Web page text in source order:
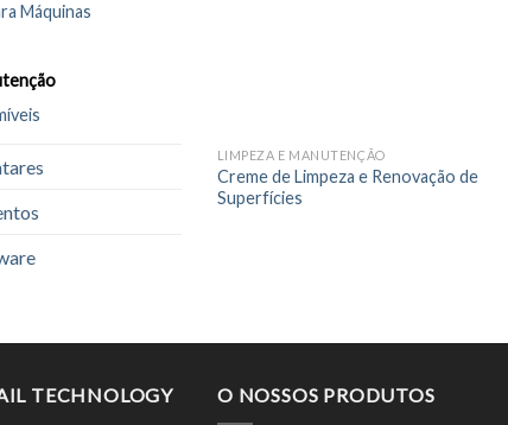
Máquinas
LIMPEZA E MANUTENÇÃO
Creme de Limpeza e Renovação de
Superfícies
TECHNOLOGY O NOSSOS PRODUTOS